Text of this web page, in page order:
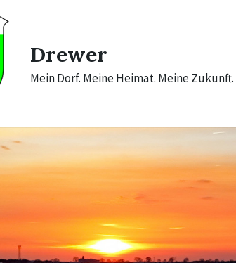
Drewer
Mein Dorf. Meine Heimat. Meine Zukunft.